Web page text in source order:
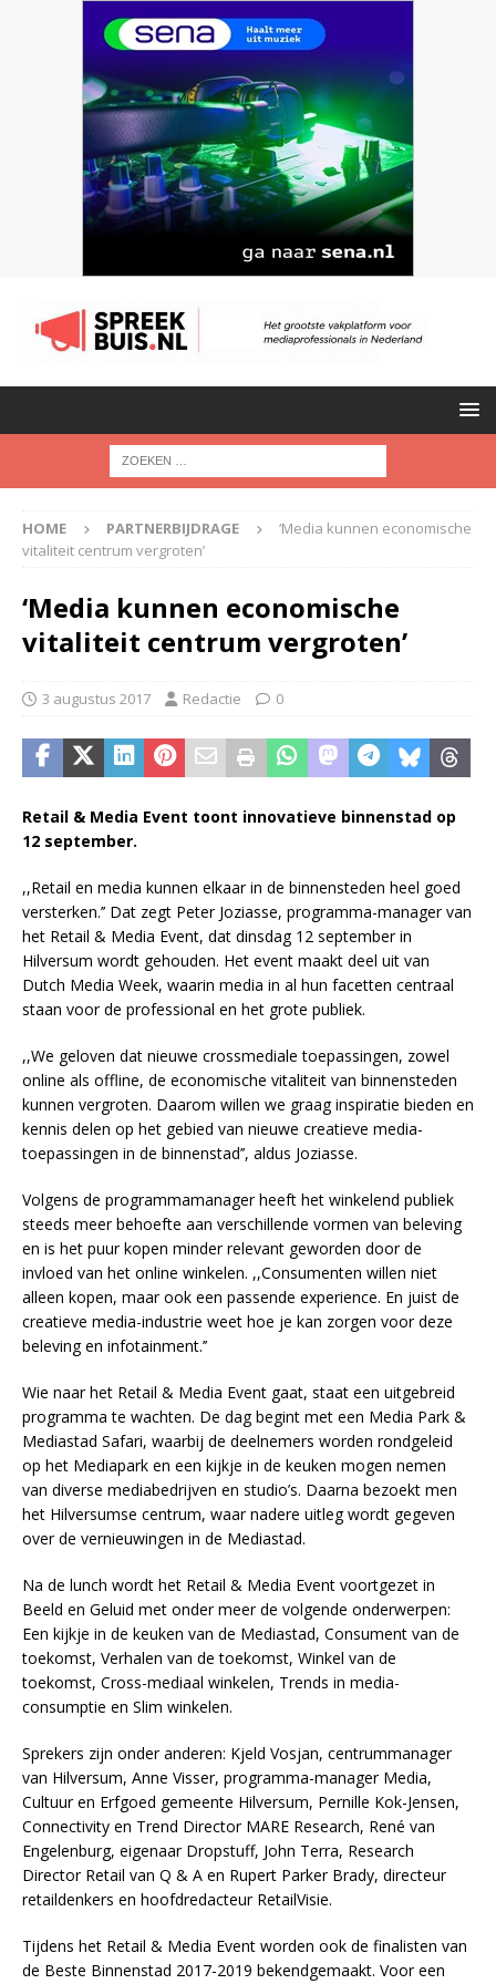
HOME PARTNERBIJDRAGE
‘Media kunnen economische
vitaliteit centrum vergroten’
‘Media kunnen economische
vitaliteit centrum vergroten’
3 augustus 2017 Redactie 0
Retail & Media Event toont innovatieve binnenstad op
12 september.
,,Retail en media kunnen elkaar in de binnensteden heel goed
versterken.’’ Dat zegt Peter Joziasse, programma-manager van
het Retail & Media Event, dat dinsdag 12 september in
Hilversum wordt gehouden. Het event maakt deel uit van
Dutch Media Week, waarin media in al hun facetten centraal
staan voor de professional en het grote publiek.
,,We geloven dat nieuwe crossmediale toepassingen, zowel
online als offline, de economische vitaliteit van binnensteden
kunnen vergroten. Daarom willen we graag inspiratie bieden en
kennis delen op het gebied van nieuwe creatieve media-
toepassingen in de binnenstad’’, aldus Joziasse.
Volgens de programmamanager heeft het winkelend publiek
steeds meer behoefte aan verschillende vormen van beleving
en is het puur kopen minder relevant geworden door de
invloed van het online winkelen. ,,Consumenten willen niet
alleen kopen, maar ook een passende experience. En juist de
creatieve media-industrie weet hoe je kan zorgen voor deze
beleving en infotainment.’’
Wie naar het Retail & Media Event gaat, staat een uitgebreid
programma te wachten. De dag begint met een Media Park &
Mediastad Safari, waarbij de deelnemers worden rondgeleid
op het Mediapark en een kijkje in de keuken mogen nemen
van diverse mediabedrijven en studio’s. Daarna bezoekt men
het Hilversumse centrum, waar nadere uitleg wordt gegeven
over de vernieuwingen in de Mediastad.
Na de lunch wordt het Retail & Media Event voortgezet in
Beeld en Geluid met onder meer de volgende onderwerpen:
Een kijkje in de keuken van de Mediastad, Consument van de
toekomst, Verhalen van de toekomst, Winkel van de
toekomst, Cross-mediaal winkelen, Trends in media-
consumptie en Slim winkelen.
Sprekers zijn onder anderen: Kjeld Vosjan, centrummanager
van Hilversum, Anne Visser, programma-manager Media,
Cultuur en Erfgoed gemeente Hilversum, Pernille Kok-Jensen,
Connectivity en Trend Director MARE Research, René van
Engelenburg, eigenaar Dropstuff, John Terra, Research
Director Retail van Q & A en Rupert Parker Brady, directeur
retaildenkers en hoofdredacteur RetailVisie.
Tijdens het Retail & Media Event worden ook de finalisten van
de Beste Binnenstad 2017-2019 bekendgemaakt. Voor een